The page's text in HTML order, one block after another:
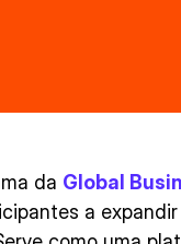
da Global
a